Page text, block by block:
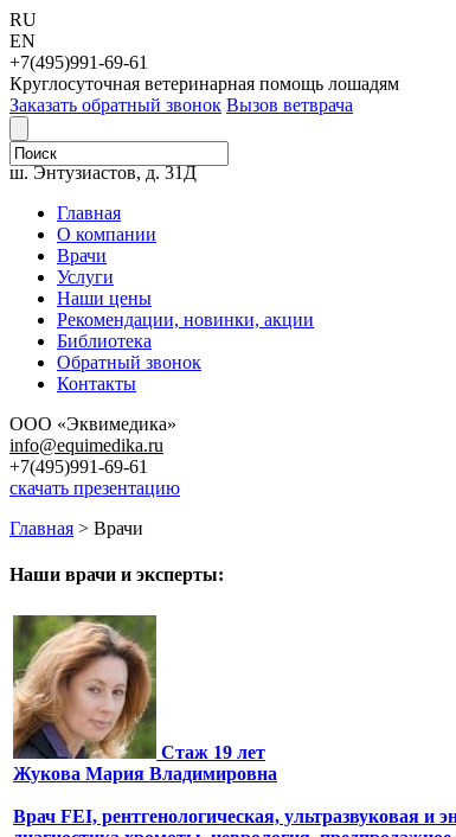
RU
EN
+7(495)991-69-61
Круглосуточная ветеринарная помощь лошадям
Заказать обратный звонок Вызов ветврача
111123, г. Москва,
ш. Энтузиастов, д. 31Д
Главная
О компании
Врачи
Услуги
Наши цены
Рекомендации, новинки, акции
Библиотека
Обратный звонок
Контакты
ООО «Эквимедика»
info@equimedika.ru
+7(495)991-69-61
скачать презентацию
Главная > Врачи
Наши врачи и эксперты:
Стаж 19 лет
Жукова Мария Владимировна
Врач FEI, рентгенологическая, ультразвуковая и